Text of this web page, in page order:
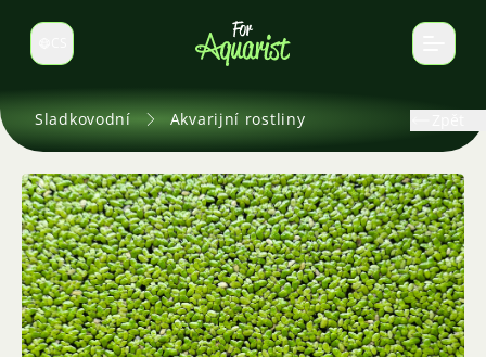
Select language
Sladkovodní Akvarijní rostliny